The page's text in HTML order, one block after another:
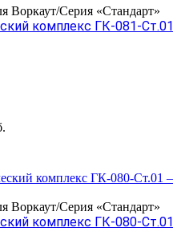
Воркаут/Серия «Стандарт»
комплекс ГК-081-Ст.01
Воркаут/Серия «Стандарт»
комплекс ГК-080-Ст.01